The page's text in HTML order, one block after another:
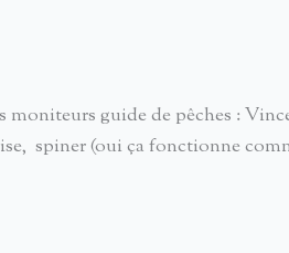
guide de pêches :
spiner (oui ça fonctionne